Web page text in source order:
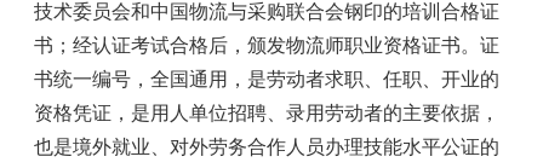
技术委员会和中国物流与采购联合会钢印的培训合格证
书；经认证考试合格后，颁发物流师职业资格证书。证
书统一编号，全国通用，是劳动者求职、任职、开业的
资格凭证，是用人单位招聘、录用劳动者的主要依据，
也是境外就业、对外劳务合作人员办理技能水平公证的